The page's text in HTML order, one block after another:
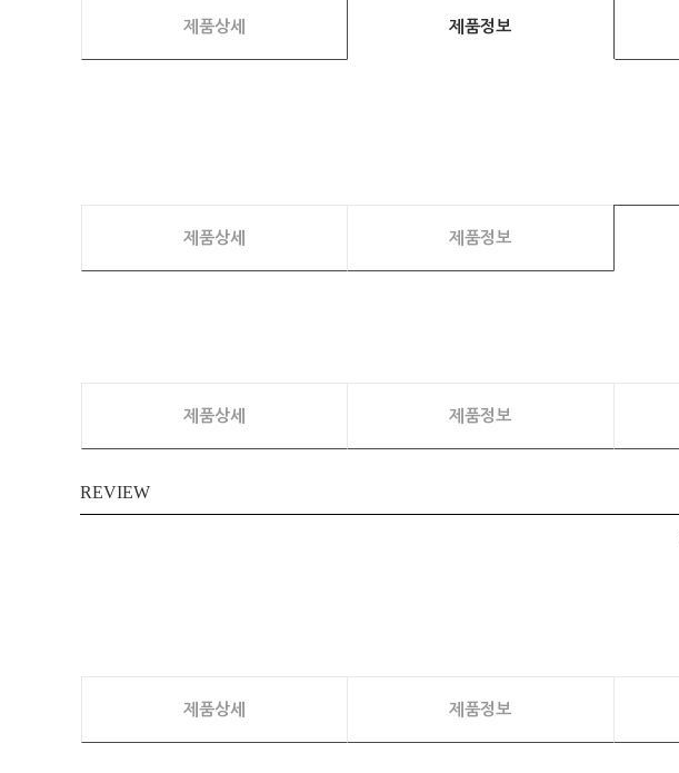
제품상세 제품정보
제품상세 제품정보
제품상세 제품정보
REVIEW
제품상세 제품정보